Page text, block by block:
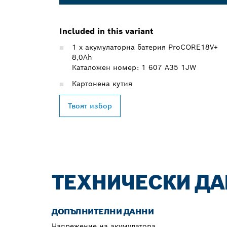
Included in this variant
1 x акумулаторна батерия ProCORE18V+
8,0Ah
Каталожен номер: 1 607 A35 1JW
Картонена кутия
Твоят избор
ТЕХНИЧЕСКИ
ДОПЪЛНИТЕЛНИ ДАННИ